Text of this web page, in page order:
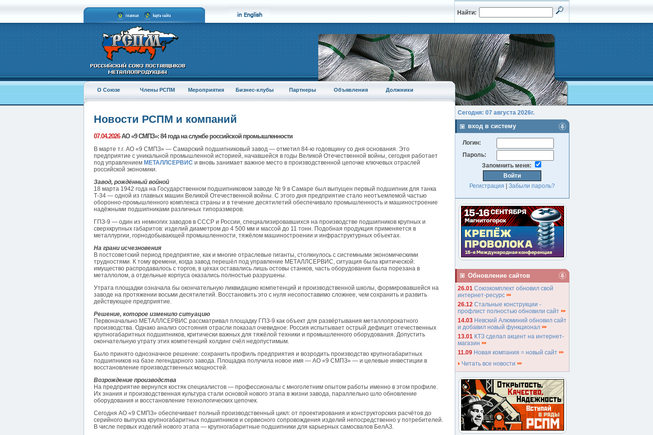
Найти:
О Союзе Члены РСПМ Мероприятия Бизнес-клубы Партнеры Объявления Должники
Новости РСПМ и компаний
07.04.2026АО «9 СМПЗ»: 84 года на службе российской промышленности
В марте т.г. АО «9 СМПЗ» — Самарский подшипниковый завод — отметил 84-ю годовщину со дня основания. Это
предприятие с уникальной промышленной историей, начавшейся в годы Великой Отечественной войны, сегодня работает
под управлением МЕТАЛЛСЕРВИС и вновь занимает важное место в производственной цепочке ключевых отраслей
российской экономики.
Завод, рождённый войной
18 марта 1942 года на Государственном подшипниковом заводе № 9 в Самаре был выпущен первый подшипник для танка
Т-34 — одной из главных машин Великой Отечественной войны. С этого дня предприятие стало неотъемлемой частью
оборонно-промышленного комплекса страны и в течение десятилетий обеспечивало промышленность и машиностроение
надёжными подшипниками различных типоразмеров.
ГПЗ-9 — один из немногих заводов в СССР и России, специализировавшихся на производстве подшипников крупных и
сверхкрупных габаритов: изделий диаметром до 4 500 мм и массой до 11 тонн. Подобная продукция применяется в
металлургии, горнодобывающей промышленности, тяжёлом машиностроении и инфраструктурных объектах.
На грани исчезновения
В постсоветский период предприятие, как и многие отраслевые гиганты, столкнулось с системными экономическими
трудностями. К тому времени, когда завод перешёл под управление МЕТАЛЛСЕРВИС, ситуация была критической:
имущество распродавалось с торгов, в цехах оставались лишь остовы станков, часть оборудования была порезана в
металлолом, а отдельные корпуса оказались полностью разрушены.
Утрата площадки означала бы окончательную ликвидацию компетенций и производственной школы, формировавшейся на
заводе на протяжении восьми десятилетий. Восстановить это с нуля несопоставимо сложнее, чем сохранить и развить
действующее предприятие.
Решение, которое изменило ситуацию
Первоначально МЕТАЛЛСЕРВИС рассматривал площадку ГПЗ-9 как объект для развёртывания металлопрокатного
производства. Однако анализ состояния отрасли показал очевидное: Россия испытывает острый дефицит отечественных
крупногабаритных подшипников, критически важных для тяжёлой техники и промышленного оборудования. Допустить
окончательную утрату этих компетенций холдинг счёл недопустимым.
Было принято однозначное решение: сохранить профиль предприятия и возродить производство крупногабаритных
подшипников на базе легендарного завода. Площадка получила новое имя — АО «9 СМПЗ» — и целевые инвестиции в
восстановление производственных мощностей.
Возрождение производства
На предприятие вернулся костяк специалистов — профессионалы с многолетним опытом работы именно в этом профиле.
Их знания и производственная культура стали основой нового этапа в жизни завода, параллельно шло обновление
оборудования и восстановление технологических цепочек.
Сегодня АО «9 СМПЗ» обеспечивает полный производственный цикл: от проектирования и конструкторских расчётов до
серийного выпуска крупногабаритных подшипников и сервисного сопровождения изделий непосредственно у потребителей.
В числе первых изделий нового этапа — крупногабаритные подшипники для карьерных самосвалов БелАЗ.
Сегодня: 07 августа 2026г.
вход в систему
Логин:
Пароль:
Запомнить меня:
Регистрация Забыли пароль?
Обновление сайтов
26.01 Союзкомплект обновил свой
интернет-ресурс
26.12 Стальные конструкции -
профлист полностью обновили сайт
14.03 Невский Алюминий обновил сайт
и добавил новый функционал
13.01 КТЗ сделал акцент на интернет-
магазин
11.09 Новая компания = новый сайт
Читать все новости